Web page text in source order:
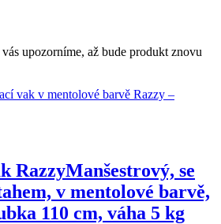
upozorníme, až bude produkt znovu
RazzyManšestrový, se
v mentolové barvě,
110 cm, váha 5 kg